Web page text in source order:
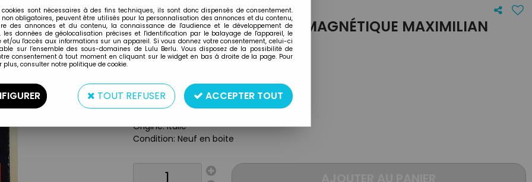
Mego
LE TROU NOIR - MEGO - MAGNÉTIQUE MAXIMILIAN
REF4778
Taille: 20cm
Matière: Plastique / métal
Origine: Italie
Condition: Neuf en boite
cookies sont nécessaires à des fins techniques, ils sont donc dispensés de consentement.
non obligatoires, peuvent être utilisés pour la personnalisation des annonces et du contenu,
des annonces et du contenu, la connaissance de l'audience et le développement de
les données de géolocalisation précises et l'identification par le balayage de l'appareil, le
et/ou l'accès aux informations sur un appareil. Si vous donnez votre consentement, celui-ci
sur l’ensemble des sous-domaines de Lulu Berlu. Vous disposez de la possibilité de
consentement à tout moment en cliquant sur le widget en bas à droite de la page. Pour
plus, consulter notre politique de cookie.
TOUT REFUSER ACCEPTER TOUT